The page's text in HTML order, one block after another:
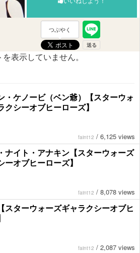
つぶやく
表示していません。
・ケノービ（ベン爺）【スターウォ
クシーオブヒーローズ】
faint12 / 6,125 views
ナイト・アナキン【スターウォーズ
ーオブヒーローズ】
faint12 / 8,078 views
スターウォーズギャラクシーオブヒ
faint12 / 2,087 views